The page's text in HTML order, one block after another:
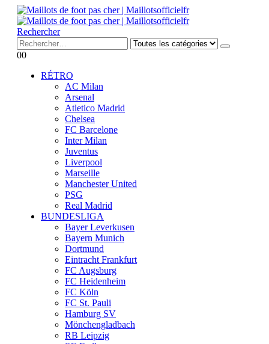
Rechercher
00
RÉTRO
AC Milan
Arsenal
Atletico Madrid
Chelsea
FC Barcelone
Inter Milan
Juventus
Liverpool
Marseille
Manchester United
PSG
Real Madrid
BUNDESLIGA
Bayer Leverkusen
Bayern Munich
Dortmund
Eintracht Frankfurt
FC Augsburg
FC Heidenheim
FC Köln
FC St. Pauli
Hamburg SV
Mönchengladbach
RB Leipzig